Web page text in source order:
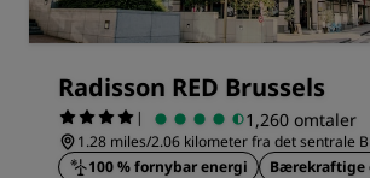
Radisson RED Brussels
| 1,260 omtaler
1.28 miles/2.06 kilometer fra det sentrale
100 % fornybar energi
Bærekraftige